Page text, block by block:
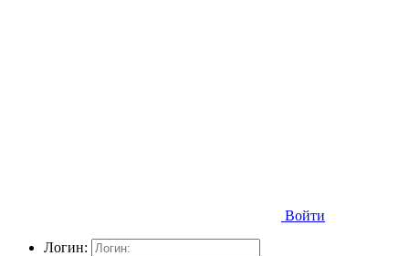
Войти
Логин: